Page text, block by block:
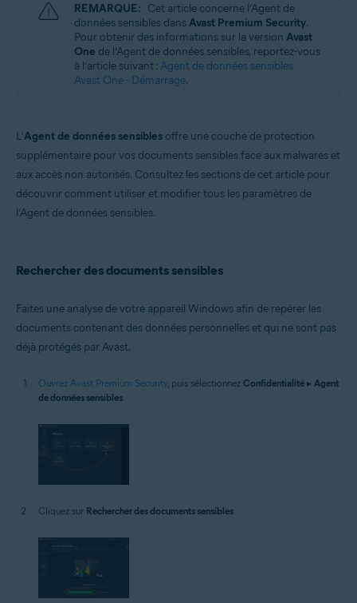
Systèmes d'exploitation:
REMARQUE: Cet article concerne l’Agent de
données sensibles dansAvast Premium Security.
Pour obtenir des informations sur la version Avast
One de l’Agent de données sensibles, reportez-vous
à l’article suivant : Agent de données sensibles
Avast One - Démarrage.
L’Agent de données sensibles offre une couche de protection
supplémentaire pour vos documents sensibles face aux malwares et
aux accès non autorisés. Consultez les sections de cet article pour
découvrir comment utiliser et modifier tous les paramètres de
l’Agent de données sensibles.
Rechercher des documents sensibles
Faites une analyse de votre appareil Windows afin de repérer les
documents contenant des données personnelles et qui ne sont pas
déjà protégés par Avast.
Ouvrez Avast Premium Security, puis sélectionnez Confidentialité ▸ Agent
de données sensibles.
Cliquez sur Rechercher des documents sensibles.